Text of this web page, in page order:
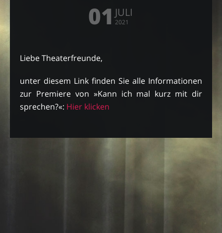
01 JULI
2021
Liebe Theaterfreunde,
unter diesem Link finden Sie alle Informationen
zur Premiere von »Kann ich mal kurz mit dir
sprechen?«: Hier klicken